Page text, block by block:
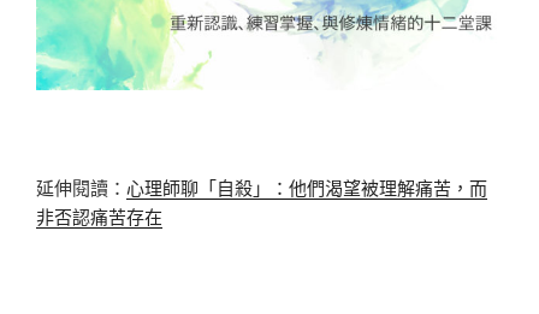
延伸閱讀： 心理師聊「自殺」：他們渴望被理解痛苦，而
非否認痛苦存在